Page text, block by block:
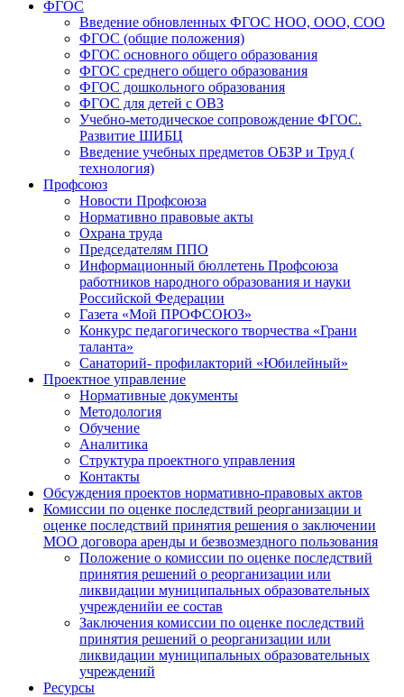
ФГОС
Введение обновленных ФГОС НОО, ООО, СОО
ФГОС (общие положения)
ФГОС основного общего образования
ФГОС среднего общего образования
ФГОС дошкольного образования
ФГОС для детей с ОВЗ
Учебно-методическое сопровождение ФГОС.
Развитие ШИБЦ
Введение учебных предметов ОБЗР и Труд (
технология)
Профсоюз
Новости Профсоюза
Нормативно правовые акты
Охрана труда
Председателям ППО
Информационный бюллетень Профсоюза
работников народного образования и науки
Российской Федерации
Газета «Мой ПРОФСОЮЗ»
Конкурс педагогического творчества «Грани
таланта»
Санаторий- профилакторий «Юбилейный»
Проектное управление
Нормативные документы
Методология
Обучение
Аналитика
Структура проектного управления
Контакты
Обсуждения проектов нормативно-правовых актов
Комиссии по оценке последствий реорганизации и
оценке последствий принятия решения о заключении
МОО договора аренды и безвозмездного пользования
Положение о комиссии по оценке последствий
принятия решений о реорганизации или
ликвидации муниципальных образовательных
учрежденийи ее состав
Заключения комиссии по оценке последствий
принятия решений о реорганизации или
ликвидации муниципальных образовательных
учреждений
Ресурсы